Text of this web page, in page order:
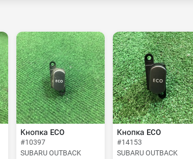
Кнопка ECO
#10397
SUBARU OUTBACK
Кнопка ECO
#14153
SUBARU OUTBACK